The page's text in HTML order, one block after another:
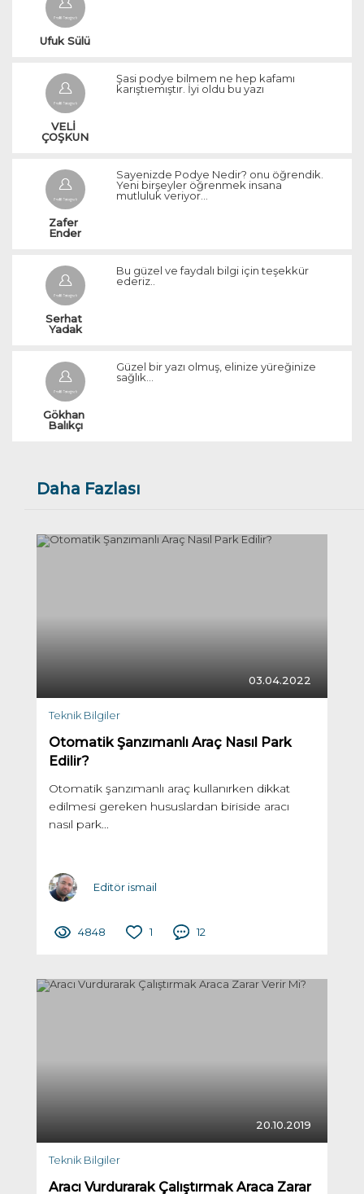
Ufuk Sülü
VELİ
ÇOŞKUN
Şasi podye bilmem ne hep kafamı
karıştıemıştır. İyi oldu bu yazı
Zafer
Ender
Sayenizde Podye Nedir? onu öğrendik.
Yeni birşeyler öğrenmek insana
mutluluk veriyor...
Serhat
Yadak
Bu güzel ve faydalı bilgi için teşekkür
ederiz..
Gökhan
Balıkçı
Güzel bir yazı olmuş, elinize yüreğinize
sağlık...
Daha Fazlası
03.04.2022
Teknik Bilgiler
Otomatik Şanzımanlı Araç Nasıl Park
Edilir?
Otomatik şanzımanlı araç kullanırken dikkat
edilmesi gereken hususlardan biriside aracı
nasıl park...
Editör ismail
4848 1 12
20.10.2019
Teknik Bilgiler
Aracı Vurdurarak Çalıştırmak Araca Zarar